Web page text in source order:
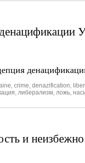
crime denazification
либерализм ложь
и